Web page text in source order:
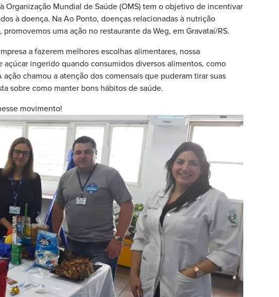
Organização Mundial de Saúde (OMS) tem o objetivo de incentivar
à doença. Na Ao Ponto, doenças relacionadas à nutrição
uma ação no restaurante da Weg, em Gravataí/RS.
a fazerem melhores escolhas alimentares, nossa
ingerido quando consumidos diversos alimentos, como
chamou a atenção dos comensais que puderam tirar suas
sobre como manter bons hábitos de saúde.
movimento!